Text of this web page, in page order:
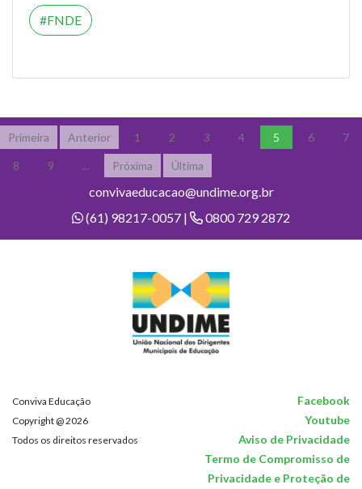
FNDE
Primeira Anterior 1 2 3 4 5 6 7
8 9 ... Próxima Última
convivaeducacao@undime.org.br
(61) 98217-0057 |
0800 729 2872
Conviva Educação Facebook
Copyright @ 2026 Youtube
Todos os direitos reservados
Aviso de Privacidade
Termo de Compromisso de
Privacidade e Proteção de